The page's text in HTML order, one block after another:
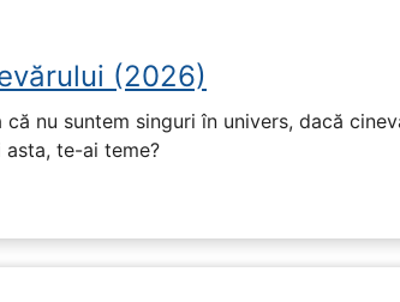
(2026)
că nu suntem singuri în univers, dacă
te-ai teme?